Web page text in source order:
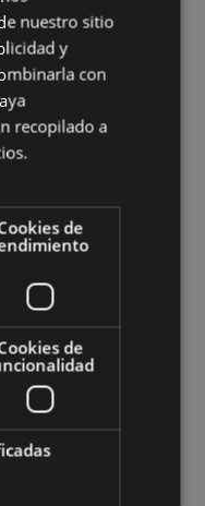
Egogain del
de obras
nuestro sitio
y
con
recopilado a
de
de